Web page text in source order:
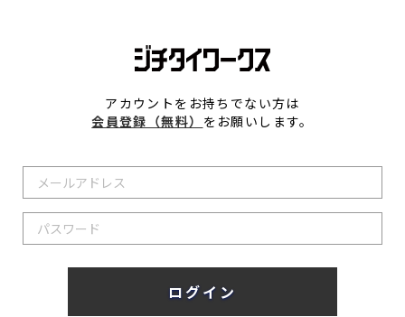
アカウントをお持ちでない方は
会員登録（無料） をお願いします。